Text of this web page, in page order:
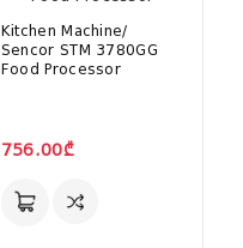
Kitchen Machine/
Sencor STM 3780GG
Food Processor
756.00₾